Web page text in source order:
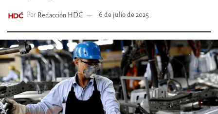
Por Redacción HDC 6 de julio de 2025